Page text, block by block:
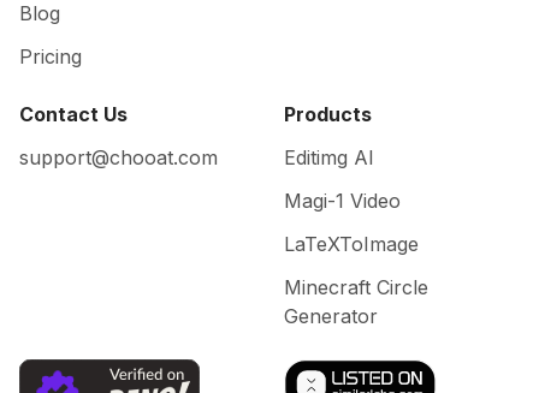
Blog
Pricing
Contact Us
support@chooat.com
Products
Editimg AI
Magi-1 Video
LaTeXToImage
Minecraft Circle
Generator